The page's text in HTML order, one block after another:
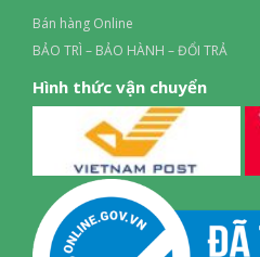
Bán hàng Online
BẢO TRÌ – BẢO HÀNH – ĐỔI TRẢ
Hình thức vận chuyển